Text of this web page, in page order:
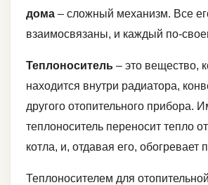
дома – сложный механизм. Все
взаимосвязаны, и каждый по-
Теплоноситель – это вещество,
находится внутри радиатора,
другого отопительного прибора.
теплоноситель переносит тепло
котла, и, отдавая его, обогревает
Теплоносителем для